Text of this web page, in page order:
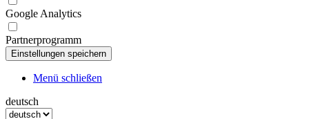
Google Analytics
Partnerprogramm
Menü schließen
deutsch